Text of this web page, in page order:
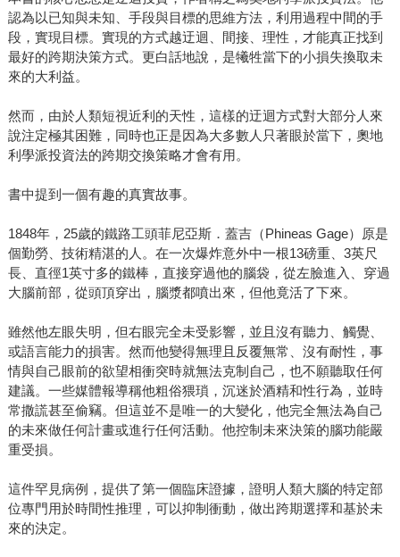
認為以已知與未知、手段與目標的思維方法，利用過程中間的手
段，實現目標。實現的方式越迂迴、間接、理性，才能真正找到
最好的跨期決策方式。更白話地說，是犧牲當下的小損失換取未
來的大利益。
然而，由於人類短視近利的天性，這樣的迂迴方式對大部分人來
說注定極其困難，同時也正是因為大多數人只著眼於當下，奧地
利學派投資法的跨期交換策略才會有用。
書中提到一個有趣的真實故事。
1848年，25歲的鐵路工頭菲尼亞斯．蓋吉（Phineas Gage）原是
個勤勞、技術精湛的人。在一次爆炸意外中一根13磅重、3英尺
長、直徑1英寸多的鐵棒，直接穿過他的腦袋，從左臉進入、穿過
大腦前部，從頭頂穿出，腦漿都噴出來，但他竟活了下來。
雖然他左眼失明，但右眼完全未受影響，並且沒有聽力、觸覺、
或語言能力的損害。然而他變得無理且反覆無常、沒有耐性，事
情與自己眼前的欲望相衝突時就無法克制自己，也不願聽取任何
建議。一些媒體報導稱他粗俗猥瑣，沉迷於酒精和性行為，並時
常撒謊甚至偷竊。但這並不是唯一的大變化，他完全無法為自己
的未來做任何計畫或進行任何活動。他控制未來決策的腦功能嚴
重受損。
這件罕見病例，提供了第一個臨床證據，證明人類大腦的特定部
位專門用於時間性推理，可以抑制衝動，做出跨期選擇和基於未
來的決定。